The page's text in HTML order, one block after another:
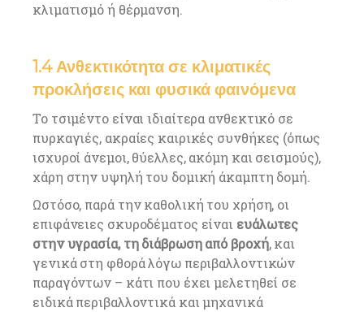
κλιματισμό ή θέρμανση.
1.4 Ανθεκτικότητα σε κλιματικές
προκλήσεις και φυσικά φαινόμενα
Το τσιμέντο είναι ιδιαίτερα ανθεκτικό σε
πυρκαγιές, ακραίες καιρικές συνθήκες (όπως
ισχυροί άνεμοι, θύελλες, ακόμη και σεισμούς),
χάρη στην υψηλή του δομική άκαμπτη δομή.
Ωστόσο, παρά την καθολική του χρήση, οι
επιφάνειες σκυροδέματος είναι ευάλωτες
στην υγρασία, τη διάβρωση από βροχή, και
γενικά στη φθορά λόγω περιβαλλοντικών
παραγόντων – κάτι που έχει μελετηθεί σε
ειδικά περιβαλλοντικά και μηχανικά